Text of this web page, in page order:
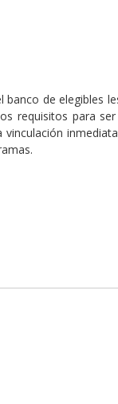
banco de elegibles
requisitos para
vinculación